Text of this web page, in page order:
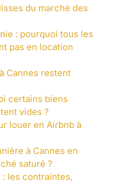
du marché des
: pourquoi tous les
pas en location
Cannes restent
certains biens
vides ?
louer en Airbnb à
à Cannes en
saturé ?
: les contraintes,